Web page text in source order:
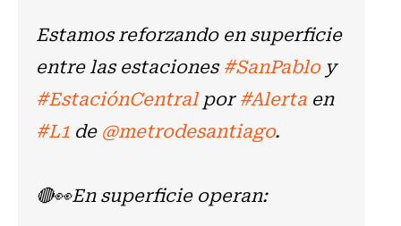
Estamos reforzando en superficie
entre las estaciones#SanPabloy
#EstaciónCentralpor#Alerta en
#L1 de@metrodesantiago.
🔴👀En superficie operan: